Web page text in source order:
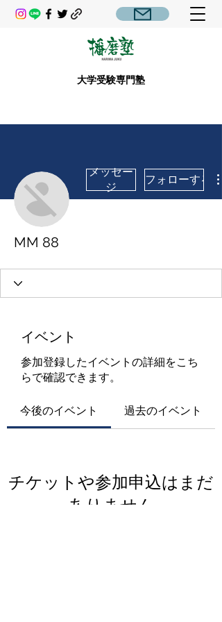
大学受験専門塾
メッセー
ジ
フォローする
MM 88
イベント
参加登録したイベントの詳細をこち
らで確認できます。
今後のイベント 過去のイベント
チケットや参加申込はまだ
ありません